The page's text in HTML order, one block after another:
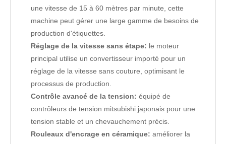
une vitesse de 15 à 60 mètres par minute, cette
machine peut gérer une large gamme de besoins de
production d'étiquettes.
Réglage de la vitesse sans étape: le moteur
principal utilise un convertisseur importé pour un
réglage de la vitesse sans couture, optimisant le
processus de production.
Contrôle avancé de la tension: équipé de
contrôleurs de tension mitsubishi japonais pour une
tension stable et un chevauchement précis.
Rouleaux d'encrage en céramique: améliorer la